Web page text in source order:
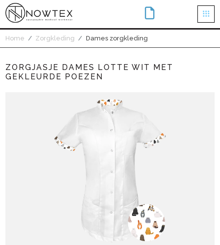
×
Home Zorgkleding Dames zorgkleding
ZORGJASJE DAMES LOTTE WIT MET
GEKLEURDE POEZEN